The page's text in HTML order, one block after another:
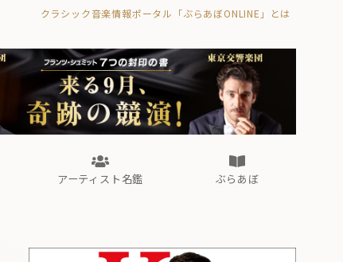
クラシック音楽情報ポータル「ぶらあぼONLINE」とは
アーティスト名鑑 ぶらあぼ
ぶらあぼブラス！
フォルテピアノ・オデッセイ